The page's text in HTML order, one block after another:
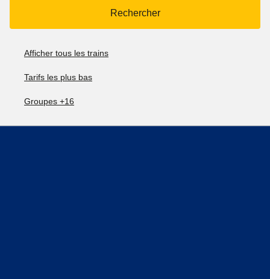
Rechercher
Afficher tous les trains
Tarifs les plus bas
Groupes +16